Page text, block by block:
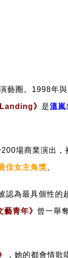
藝圈。1998年
Landing》 是溫嵐
場商業演出，
佳女主角獎。
認為最具個性的
藝青年》 曾一舉
，她的都會情歌